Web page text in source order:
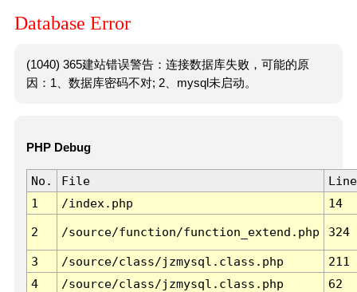
Database Error
(1040) 365建站错误警告：连接数据库失败，可能的原
因：1、数据库密码不对; 2、mysql未启动。
PHP Debug
No. File
Line
1
/index.php 14
2 /source/function/function_extend.php 324
3 /source/class/jzmysql.class.php
211
4
/source/class/jzmysql.class.php
62